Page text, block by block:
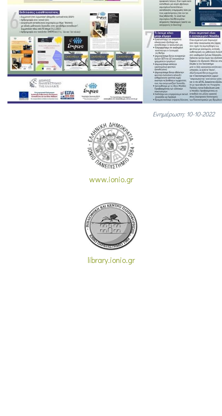
Ενημέρωση: 10-10-2022
www.ionio.gr
library.ionio.gr